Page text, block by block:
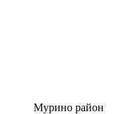
Мурино район